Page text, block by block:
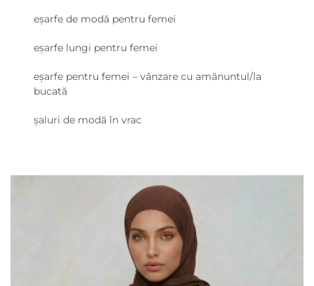
eșarfe de modă pentru femei
eșarfe lungi pentru femei
eșarfe pentru femei – vânzare cu amănuntul/la
bucată
șaluri de modă în vrac